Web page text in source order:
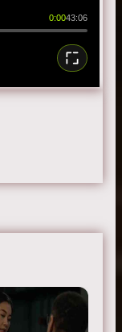
0:0043:06